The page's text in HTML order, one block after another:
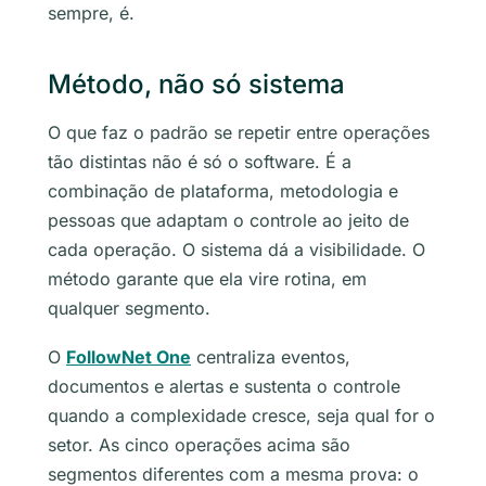
sempre, é.
Método, não só sistema
O que faz o padrão se repetir entre operações
tão distintas não é só o software. É a
combinação de plataforma, metodologia e
pessoas que adaptam o controle ao jeito de
cada operação. O sistema dá a visibilidade. O
método garante que ela vire rotina, em
qualquer segmento.
O FollowNet One centraliza eventos,
documentos e alertas e sustenta o controle
quando a complexidade cresce, seja qual for o
setor. As cinco operações acima são
segmentos diferentes com a mesma prova: o